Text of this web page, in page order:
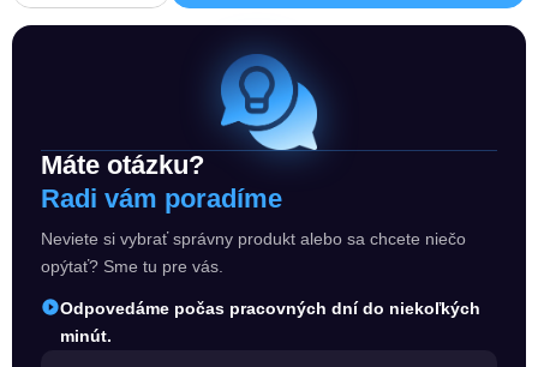
Máte otázku?
Radi vám poradíme
Neviete si vybrať správny produkt alebo sa chcete niečo
opýtať? Sme tu pre vás.
Odpovedáme počas pracovných dní do niekoľkých
minút.